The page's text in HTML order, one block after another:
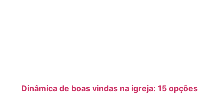
Dinâmica de boas vindas na igreja: 15 opções